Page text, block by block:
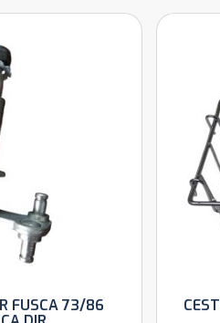
FUSCA 73/86